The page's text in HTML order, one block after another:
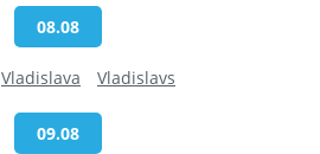
08.08
Vladislava Vladislavs
09.08